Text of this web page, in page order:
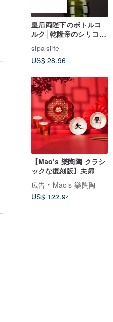
皇后両陛下のボトルコ
ルク│乾隆帝のシリコー
ン文化的および創造的
な贈り物|故宮博物院公
認
sipalslife
US$ 28.96
【Mao's 樂陶陶 クラシ
ックな復刻版】夫婦囍
囍ギフトボックスセッ
ト
広告
Mao’s 樂陶陶
US$ 122.94